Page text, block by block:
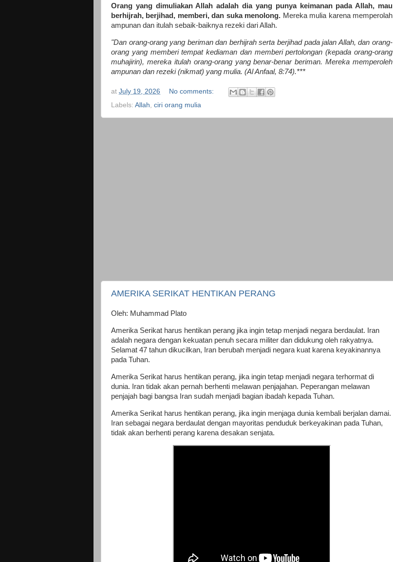
Orang yang dimuliakan Allah adalah dia yang punya keimanan pada Allah, mau
berhijrah, berjihad, memberi, dan suka menolong. Mereka mulia karena memperolah
ampunan dan itulah sebaik-baiknya rezeki dari Allah.
"Dan orang-orang yang beriman dan berhijrah serta berjihad pada jalan Allah, dan orang-
orang yang memberi tempat kediaman dan memberi pertolongan (kepada orang-orang
muhajirin), mereka itulah orang-orang yang benar-benar beriman. Mereka memperoleh
ampunan dan rezeki (nikmat) yang mulia. (Al Anfaal, 8:74).***
at July 19, 2026
No comments:
Labels: Allah ciri orang mulia
AMERIKA SERIKAT HENTIKAN PERANG
Oleh: Muhammad Plato
Amerika Serikat harus hentikan perang jika ingin tetap menjadi negara berdaulat. Iran
adalah negara dengan kekuatan penuh secara militer dan didukung oleh rakyatnya.
Selamat 47 tahun dikucilkan, Iran berubah menjadi negara kuat karena keyakinannya
pada Tuhan.
Amerika Serikat harus hentikan perang, jika ingin tetap menjadi negara terhormat di
dunia. Iran tidak akan pernah berhenti melawan penjajahan. Peperangan melawan
penjajah bagi bangsa Iran sudah menjadi bagian ibadah kepada Tuhan.
Amerika Serikat harus hentikan perang, jika ingin menjaga dunia kembali berjalan damai.
Iran sebagai negara berdaulat dengan mayoritas penduduk berkeyakinan pada Tuhan,
tidak akan berhenti perang karena desakan senjata.